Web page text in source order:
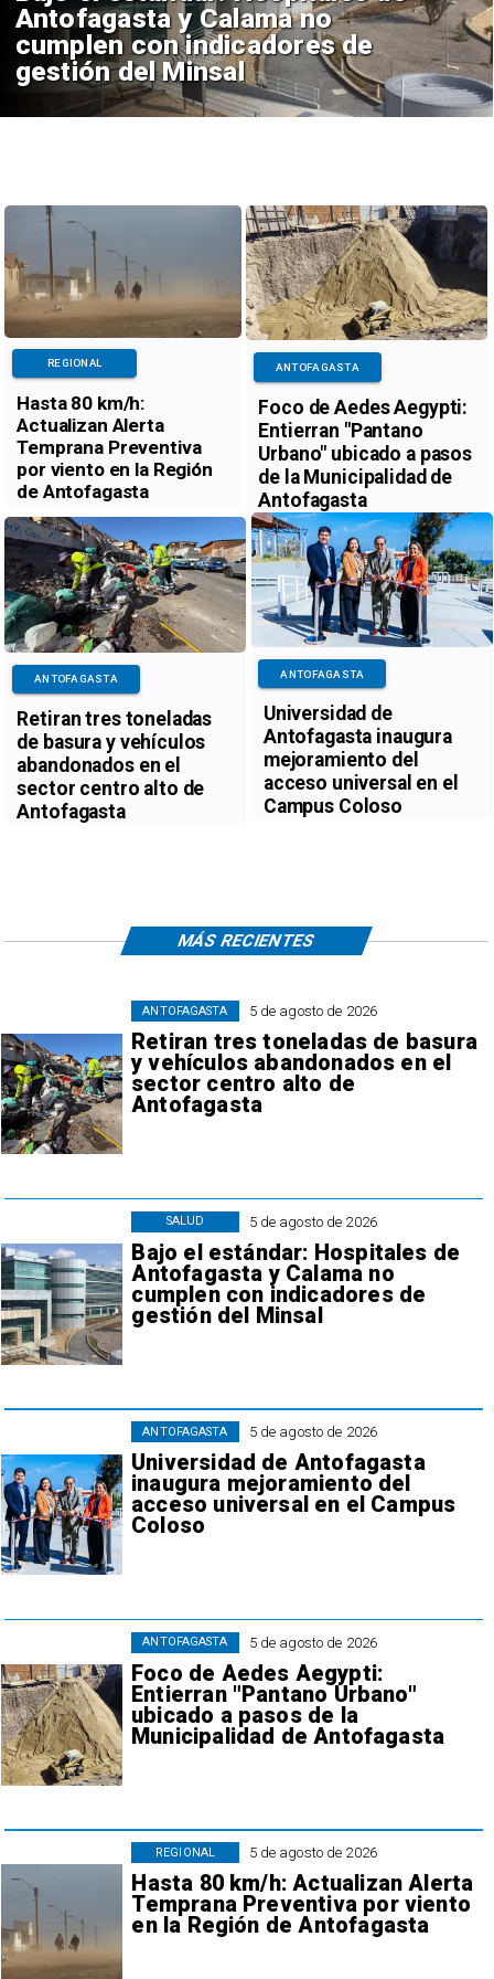
Antofagasta y Calama no
cumplen con indicadores de
gestión del Minsal
Hasta 80 km/h:
Actualizan Alerta
Temprana Preventiva
por viento en la Región
de Antofagasta
REGIONAL
Foco de Aedes Aegypti:
Entierran "Pantano
Urbano" ubicado a pasos
de la Municipalidad de
Antofagasta
ANTOFAGASTA
Retiran tres toneladas
de basura y vehículos
abandonados en el
sector centro alto de
Antofagasta
ANTOFAGASTA
Universidad de
Antofagasta inaugura
mejoramiento del
acceso universal en el
Campus Coloso
ANTOFAGASTA
5 de agosto de 2026
Retiran tres toneladas de basura
y vehículos abandonados en el
sector centro alto de
Antofagasta
ANTOFAGASTA
5 de agosto de 2026
Bajo el estándar: Hospitales de
Antofagasta y Calama no
cumplen con indicadores de
gestión del Minsal
SALUD
5 de agosto de 2026
Universidad de Antofagasta
inaugura mejoramiento del
acceso universal en el Campus
Coloso
ANTOFAGASTA
5 de agosto de 2026
Foco de Aedes Aegypti:
Entierran "Pantano Urbano"
ubicado a pasos de la
Municipalidad de Antofagasta
ANTOFAGASTA
5 de agosto de 2026
Hasta 80 km/h: Actualizan Alerta
Temprana Preventiva por viento
en la Región de Antofagasta
REGIONAL
MÁS RECIENTES